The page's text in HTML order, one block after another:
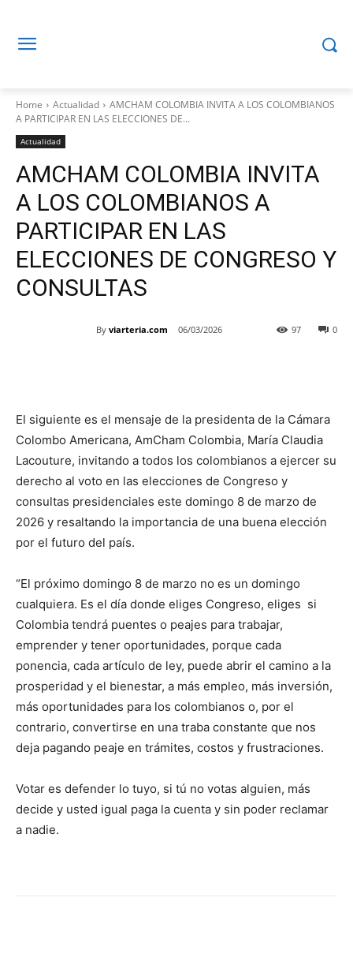
Home Actualidad
AMCHAM COLOMBIA INVITA A LOS COLOMBIANOS
A PARTICIPAR EN LAS ELECCIONES DE...
Actualidad
AMCHAM COLOMBIA INVITA
A LOS COLOMBIANOS A
PARTICIPAR EN LAS
ELECCIONES DE CONGRESO Y
CONSULTAS
By viarteria.com 06/03/2026 0
97
El siguiente es el mensaje de la presidenta de la Cámara
Colombo Americana, AmCham Colombia, María Claudia
Lacouture, invitando a todos los colombianos a ejercer su
derecho al voto en las elecciones de Congreso y
consultas presidenciales este domingo 8 de marzo de
2026 y resaltando la importancia de una buena elección
por el futuro del país.
“El próximo domingo 8 de marzo no es un domingo
cualquiera. Es el día donde eliges Congreso, eliges si
Colombia tendrá puentes o peajes para trabajar,
emprender y tener oportunidades, porque cada
ponencia, cada artículo de ley, puede abrir el camino a la
prosperidad y el bienestar, a más empleo, más inversión,
más oportunidades para los colombianos o, por el
contrario, convertirse en una traba constante que nos
deja pagando peaje en trámites, costos y frustraciones.
Votar es defender lo tuyo, si tú no votas alguien, más
decide y usted igual paga la cuenta y sin poder reclamar
a nadie.